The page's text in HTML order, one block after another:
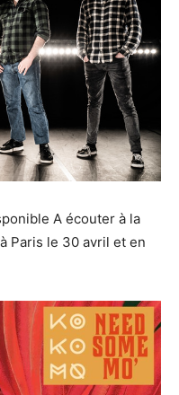
A écouter à la
Paris le 30 avril et en